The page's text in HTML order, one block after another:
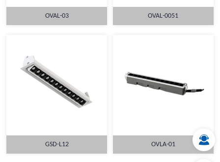
详情
OVAL-03
详情
OVAL-0051
GSD-L12 OVLA-01